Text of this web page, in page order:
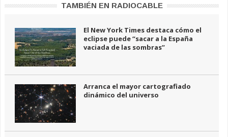
TAMBIÉN EN RADIOCABLE
El New York Times destaca cómo el
eclipse puede “sacar a la España
vaciada de las sombras”
Arranca el mayor cartografiado
dinámico del universo